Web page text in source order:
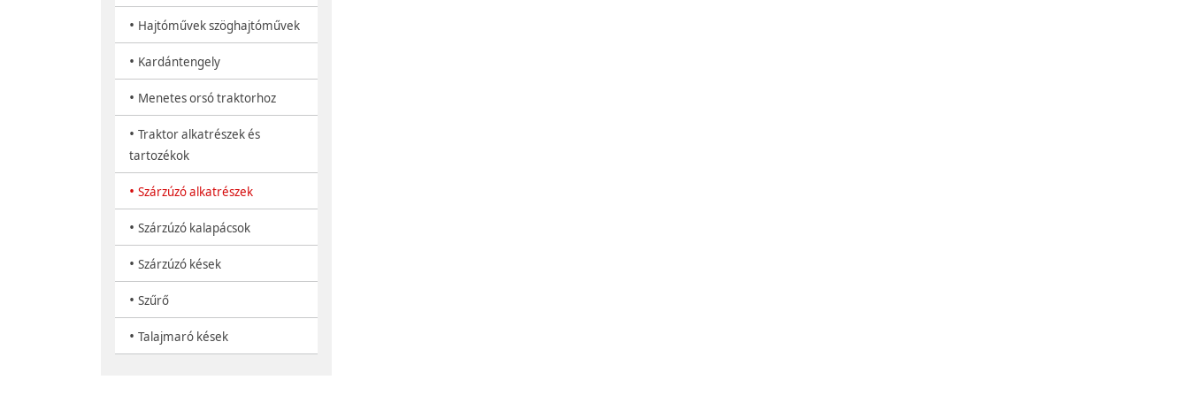
• Hajtóművek szöghajtóművek
• Kardántengely
• Menetes orsó traktorhoz
• Traktor alkatrészek és
tartozékok
• Szárzúzó alkatrészek
• Szárzúzó kalapácsok
• Szárzúzó kések
• Szűrő
• Talajmaró kések